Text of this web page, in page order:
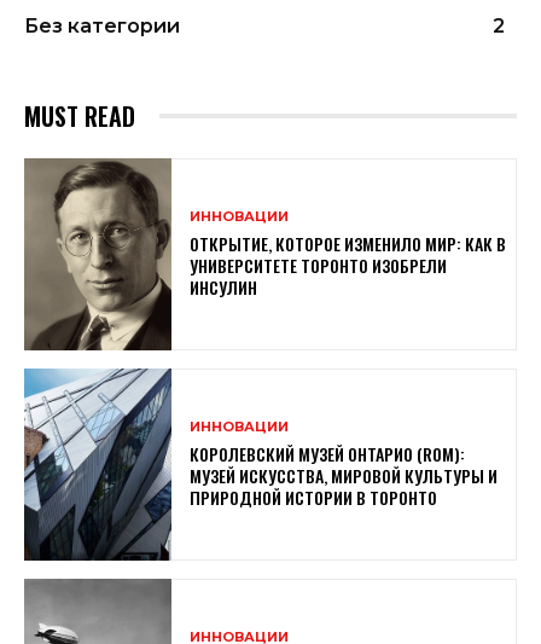
Без категории
2
MUST READ
ИННОВАЦИИ
ОТКРЫТИЕ, КОТОРОЕ ИЗМЕНИЛО МИР: КАК В
УНИВЕРСИТЕТЕ ТОРОНТО ИЗОБРЕЛИ
ИНСУЛИН
ИННОВАЦИИ
КОРОЛЕВСКИЙ МУЗЕЙ ОНТАРИО (ROM):
МУЗЕЙ ИСКУССТВА, МИРОВОЙ КУЛЬТУРЫ И
ПРИРОДНОЙ ИСТОРИИ В ТОРОНТО
ИННОВАЦИИ